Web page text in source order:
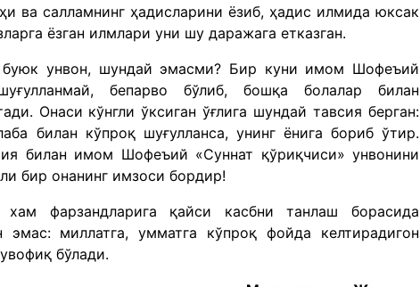
ва салламнинг ҳадисларини ёзиб, ҳадис илмида юксак
ёзган илмлари уни шу даражага етказган.
буюк унвон, шундай эмасми? Бир куни имом Шофеъий
бепарво бўлиб, бошқа болалар билан
Онаси кўнгли ўксиган ўғлига шундай тавсия берган:
билан кўпроқ шуғулланса, унинг ёнига бориб ўтир.
билан имом Шофеъий «Суннат қўриқчиси» унвонини
бир онанинг имзоси бордир!
фарзандларига қайси касбни танлаш борасида
эмас: миллатга, умматга кўпроқ фойда келтирадигон
бўлади.